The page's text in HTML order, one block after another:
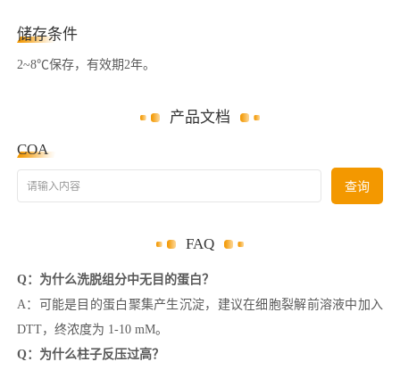
储存条件
2~8℃保存，有效期2年。
产品文档
COA
请输入内容 查询
FAQ
Q：为什么洗脱组分中无目的蛋白？
A：可能是目的蛋白聚集产生沉淀，建议在细胞裂解前溶液中加入
DTT，终浓度为 1-10 mM。
Q：为什么柱子反压过高？